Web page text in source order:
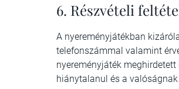
6. Részvételi
A nyereményjátékban
telefonszámmal valamint
nyereményjáték
hiánytalanul és a